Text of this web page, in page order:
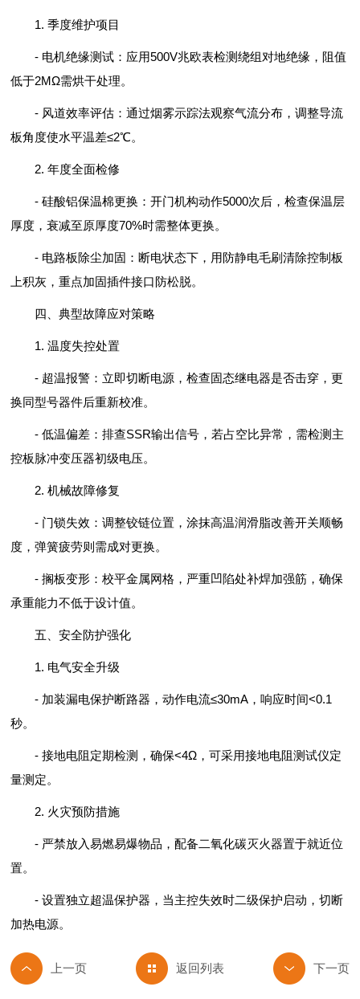
1. 季度维护项目
- 电机绝缘测试：应用500V兆欧表检测绕组对地绝缘，阻值
低于2MΩ需烘干处理。
- 风道效率评估：通过烟雾示踪法观察气流分布，调整导流
板角度使水平温差≤2℃。
2. 年度全面检修
- 硅酸铝保温棉更换：开门机构动作5000次后，检查保温层
厚度，衰减至原厚度70%时需整体更换。
- 电路板除尘加固：断电状态下，用防静电毛刷清除控制板
上积灰，重点加固插件接口防松脱。
四、典型故障应对策略
1. 温度失控处置
- 超温报警：立即切断电源，检查固态继电器是否击穿，更
换同型号器件后重新校准。
- 低温偏差：排查SSR输出信号，若占空比异常，需检测主
控板脉冲变压器初级电压。
2. 机械故障修复
- 门锁失效：调整铰链位置，涂抹高温润滑脂改善开关顺畅
度，弹簧疲劳则需成对更换。
- 搁板变形：校平金属网格，严重凹陷处补焊加强筋，确保
承重能力不低于设计值。
五、安全防护强化
1. 电气安全升级
- 加装漏电保护断路器，动作电流≤30mA，响应时间<0.1
秒。
- 接地电阻定期检测，确保<4Ω，可采用接地电阻测试仪定
量测定。
2. 火灾预防措施
- 严禁放入易燃易爆物品，配备二氧化碳灭火器置于就近位
置。
- 设置独立超温保护器，当主控失效时二级保护启动，切断
加热电源。
返回列表